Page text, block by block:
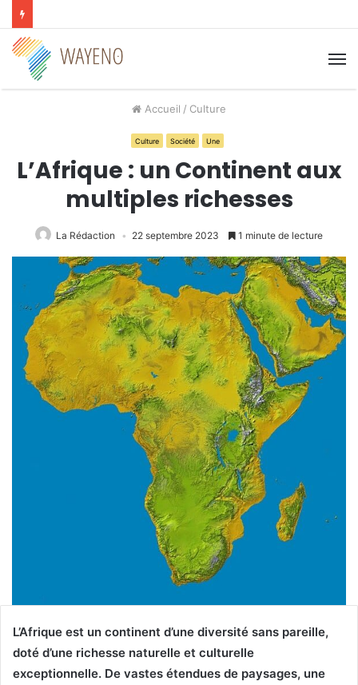
Accueil / Culture
Culture Société Une
L’Afrique : un Continent aux
multiples richesses
La Rédaction 22 septembre 2023 1 minute de lecture
L’Afrique est un continent d’une diversité sans pareille,
doté d’une richesse naturelle et culturelle
exceptionnelle. De vastes étendues de paysages, une